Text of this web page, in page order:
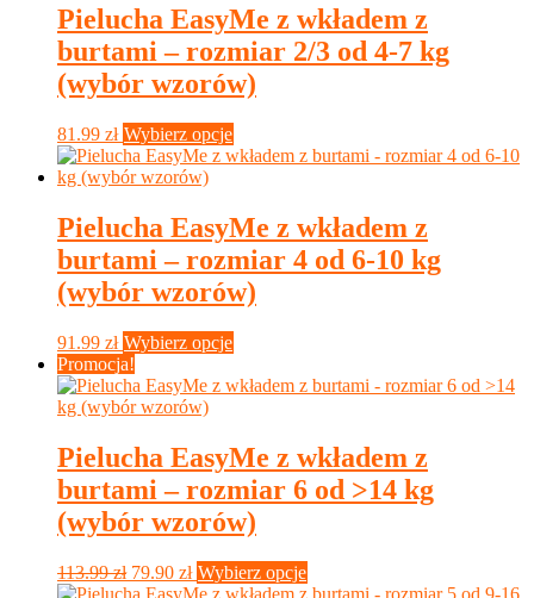
wariantów.
Opcje
można
Pielucha EasyMe z wkładem z
burtami – rozmiar 2/3 od 4-7 kg
(wybór wzorów)
81.99 zł Wybierz opcje
produkt
wariantów.
Opcje
można
wybrać
na
Pielucha EasyMe z wkładem z
burtami – rozmiar 4 od 6-10 kg
(wybór wzorów)
91.99 zł Wybierz opcje
ma
Opcje
można
wybrać
na
stronie
Promocja!
Pielucha EasyMe z wkładem z
burtami – rozmiar 6 od >14 kg
(wybór wzorów)
113.99zł Pierwotna
cena
79.90 złAktualna
cena
Wybierz opcje
produkt